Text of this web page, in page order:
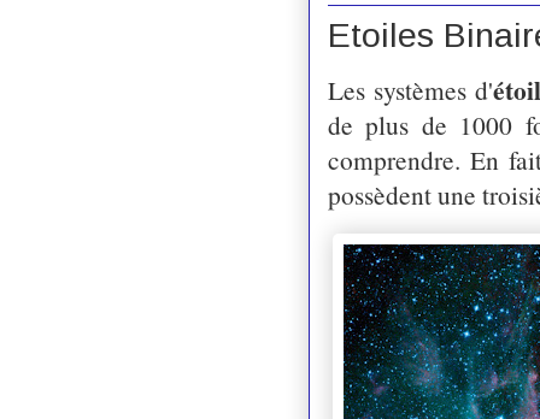
Etoiles
Les systèmes d'
de plus de 1000
comprendre. En
possèdent une